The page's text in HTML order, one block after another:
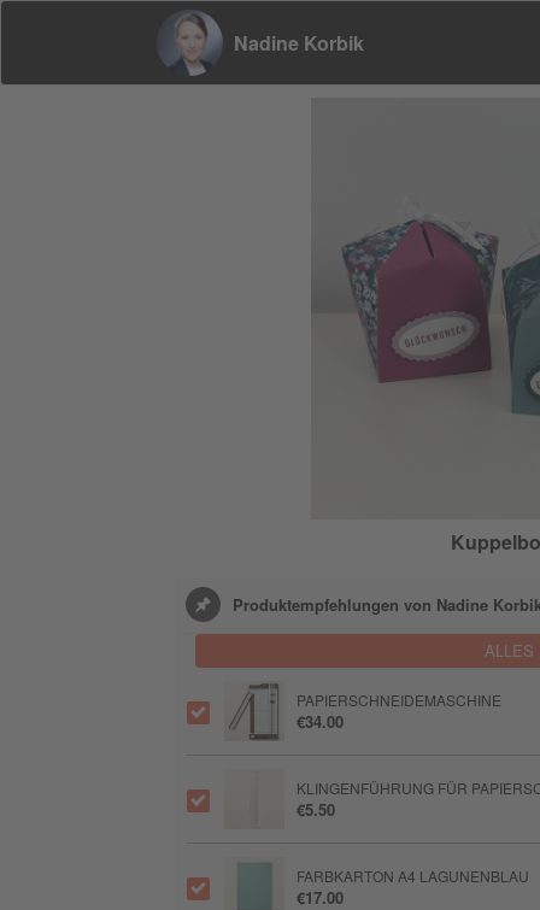
Nadine Korbik
Produktempfehlungen von Nadine
ALLES
PAPIERSCHNEIDEMASCHINE
€34.00
KLINGENFÜHRUNG FÜR
€5.50
FARBKARTON A4 LAGUNENBLAU
€17.00